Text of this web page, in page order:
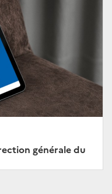
générale du